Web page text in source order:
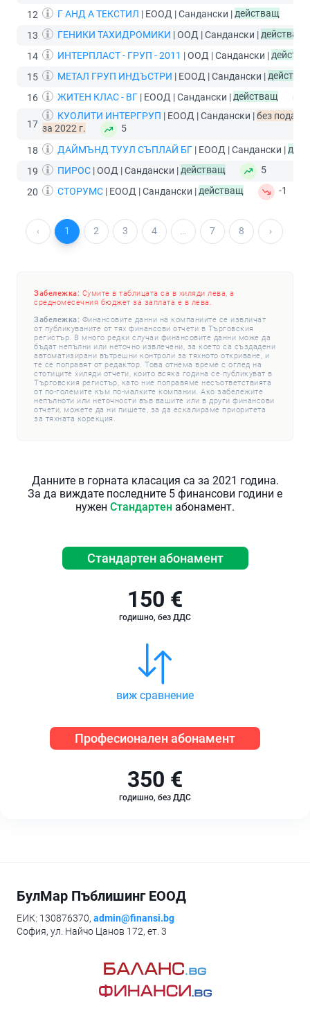
12
Г АНД А ТЕКСТИЛ | ЕООД | Сандански |действащ
13
ГЕНИКИ ТАХИДРОМИКИ | ООД | Сандански |действащ
14
ИНТЕРПЛАСТ - ГРУП - 2011 | ООД | Сандански |
15
МЕТАЛ ГРУП ИНДЪСТРИ | ЕООД | Сандански |
16
ЖИТЕН КЛАС - ВГ | ЕООД | Сандански |действащ
17
КУОЛИТИ ИНТЕРГРУП | ЕООД | Сандански |без
за 2022 г.
5
18
ДАЙМЪНД ТУУЛ СЪПЛАЙ БГ | ЕООД | Сандански |
19
ПИРОС | ООД | Сандански |действащ
5
20
СТОРУМС | ЕООД | Сандански |действащ -1
‹ 1 2 3 4 7 8 ›
Забележка: Сумите в таблицата са в хиляди лева, а
средномесечния бюджет за заплата е в лева.
Забележка: Финансовите данни на компаниите се извличат
от публикуваните от тях финансови отчети в Търговския
регистър. В много редки случаи финансовите данни може да
бъдат непълни или неточно извлечени, за което са създадени
автоматизирани вътрешни контроли за тяхното откриване, и
те се поправят от редактор. Това отнема време с оглед на
стотиците хиляди отчети, които всяка година се публикуват в
Търговския регистър, като ние поправяме несъответствията
от по-големите към по-малките компании. Ако забележите
непълноти или неточности във вашите или в други финансови
отчети, можете да ни пишете, за да ескалираме приоритета
за тяхната корекция.
Данните в горната класация са за 2021 година.
За да виждате последните 5 финансови години е
нужен Стандартен абонамент.
Стандартен абонамент
150 €
годишно, без ДДС
виж сравнение
Професионален абонамент
350 €
годишно, без ДДС
БулМар Пъблишинг ЕООД
ЕИК: 130876370, admin@finansi.bg
София, ул. Найчо Цанов 172, ет. 3